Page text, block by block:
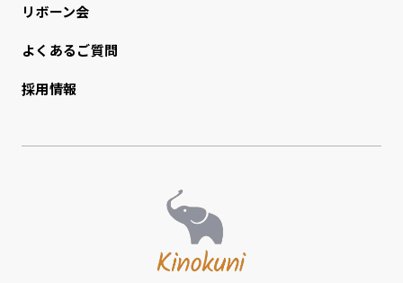
リボーン会
よくあるご質問
採用情報